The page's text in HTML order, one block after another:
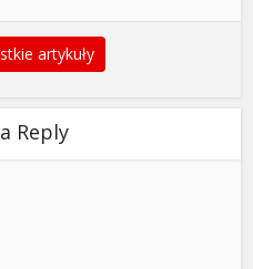
artykuły
Reply